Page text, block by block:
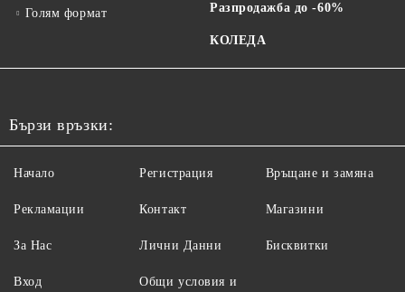
Голям формат Разпродажба до -60%
КОЛЕДА
Бързи връзки:
Начало
Рекламации
За Нас
Вход
Регистрация
Контакт
Лични Данни
Общи условия и
Връщане и замяна
Магазини
Бисквитки